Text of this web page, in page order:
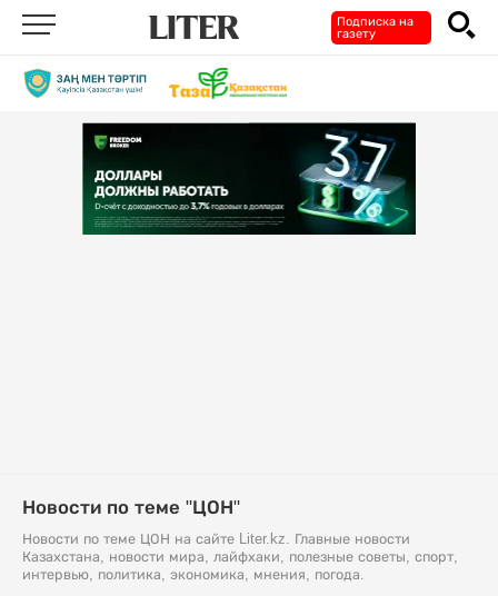
Подписка на
газету
Новости по теме "ЦОН"
Новости по теме ЦОН на сайте Liter.kz. Главные новости
Казахстана, новости мира, лайфхаки, полезные советы, спорт,
интервью, политика, экономика, мнения, погода.